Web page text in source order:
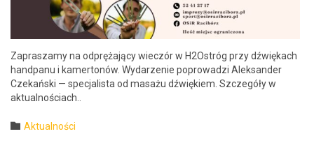
Zaprasza­my na odpręża­ją­cy wieczór w H2Ostróg przy dźwiękach
hand­panu i kamer­tonów. Wydarze­nie poprowadzi Alek­sander
Czekańs­ki — spec­jal­ista od masażu dźwiękiem. Szczegóły w
aktualnościach..
 Category
Aktualności